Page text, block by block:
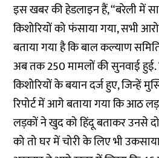
इस खबर की हेडलाइन हैं, “बरेली में
किशोरियों को फंसाया गया, सभी
बताया गया है कि बाल कल्याण
अब तक 250 मामलों की सुनवाई
किशोरियों के बयान दर्ज हुए, जिन्हें
रिपोर्ट में आगे बताया गया कि आठ
लड़कों ने खुद को हिंदू बताकर उनसे
को तो घर में चोरी के लिए भी